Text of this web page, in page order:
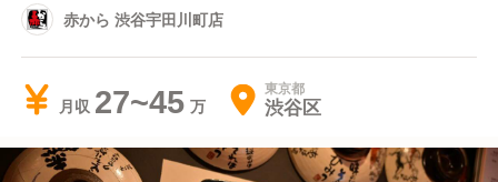
赤から 渋谷宇田川町店
月収 27~45 東京都
渋谷区